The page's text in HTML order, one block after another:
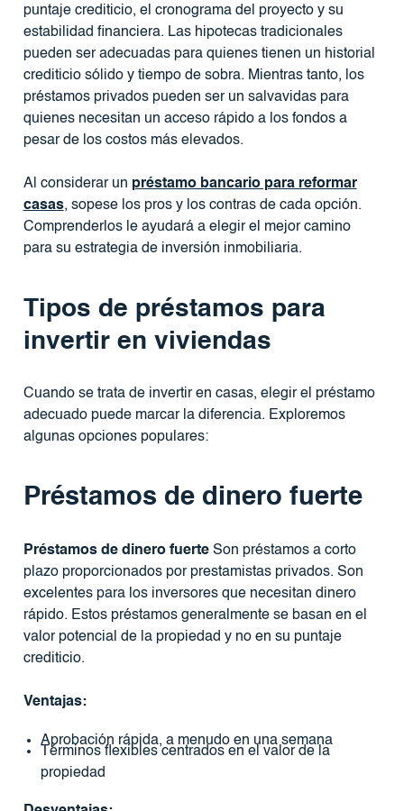
puntaje crediticio, el cronograma del proyecto y su
estabilidad financiera. Las hipotecas tradicionales
pueden ser adecuadas para quienes tienen un historial
crediticio sólido y tiempo de sobra. Mientras tanto, los
préstamos privados pueden ser un salvavidas para
quienes necesitan un acceso rápido a los fondos a
pesar de los costos más elevados.
Al considerar un préstamo bancario para reformar
casas, sopese los pros y los contras de cada opción.
Comprenderlos le ayudará a elegir el mejor camino
para su estrategia de inversión inmobiliaria.
Tipos de préstamos para
invertir en viviendas
Cuando se trata de invertir en casas, elegir el préstamo
adecuado puede marcar la diferencia. Exploremos
algunas opciones populares:
Préstamos de dinero fuerte
Préstamos de dinero fuerteSon préstamos a corto
plazo proporcionados por prestamistas privados. Son
excelentes para los inversores que necesitan dinero
rápido. Estos préstamos generalmente se basan en el
valor potencial de la propiedad y no en su puntaje
crediticio.
Ventajas:
Aprobación rápida, a menudo en una semana
Términos flexibles centrados en el valor de la
propiedad